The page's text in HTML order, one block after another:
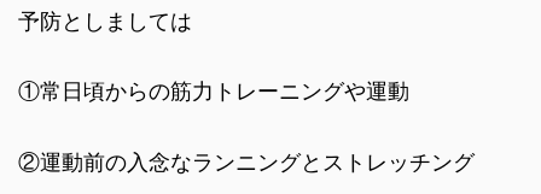
予防としましては
①常日頃からの筋力トレーニングや運動
②運動前の入念なランニングとストレッチング